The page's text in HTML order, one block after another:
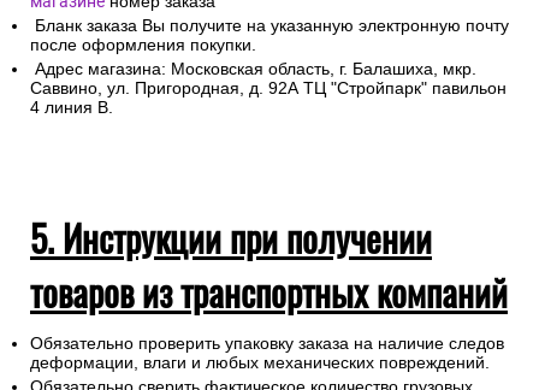
Бланк заказа Вы получите на указанную электронную почту
после оформления покупки.
Адрес магазина: Московская область, г. Балашиха, мкр.
Саввино, ул. Пригородная, д. 92А ТЦ "Стройпарк" павильон
4 линия В.
5. Инструкции при получении
товаров из транспортных компаний
Обязательно проверить упаковку заказа на наличие следов
деформации, влаги и любых механических повреждений.